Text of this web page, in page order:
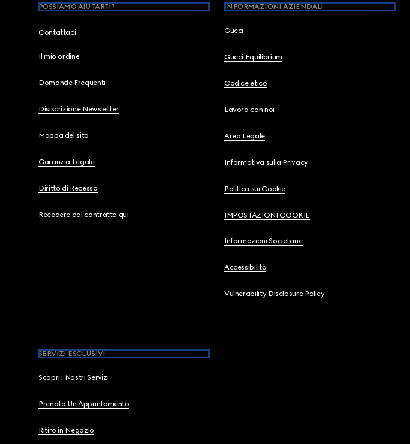
POSSIAMO AIUTARTI?
Contattaci
Il mio ordine
Domande Frequenti
Disiscrizione Newsletter
Mappa del sito
Garanzia Legale
Diritto di Recesso
Recedere dal contratto qui
INFORMAZIONI AZIENDALI
Gucci
Gucci Equilibrium
Codice etico
Lavora con noi
Area Legale
Informativa sulla Privacy
Politica sui Cookie
IMPOSTAZIONI COOKIE
Informazioni Societarie
Accessibilità
Vulnerability Disclosure Policy
SERVIZI ESCLUSIVI
Scopri i Nostri Servizi
Prenota Un Appuntamento
Ritiro in Negozio